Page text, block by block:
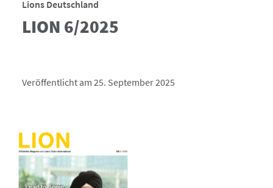
Lions Deutschland
LION 6/2025
Veröffentlicht am 25. September 2025